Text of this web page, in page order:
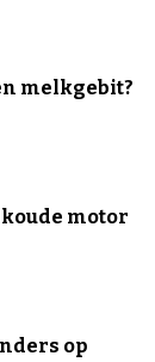
melkgebit?
motor
op